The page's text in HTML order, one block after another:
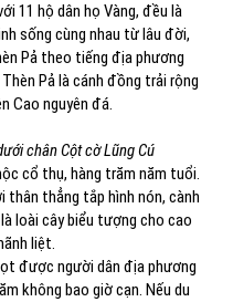
11 hộ dân họ Vàng, đều là
sống cùng nhau từ lâu đời,
Pả theo tiếng địa phương
Pả là cánh đồng trải rộng
Cao nguyên đá.
chân Cột cờ Lũng Cú
cổ thụ, hàng trăm năm tuổi.
thân thẳng tắp hình nón, cành
loài cây biểu tượng cho cao
liệt.
được người dân địa phương
không bao giờ cạn. Nếu du